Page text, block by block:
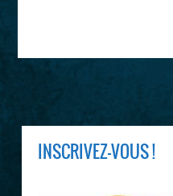
INSCRIVEZ-VOUS !